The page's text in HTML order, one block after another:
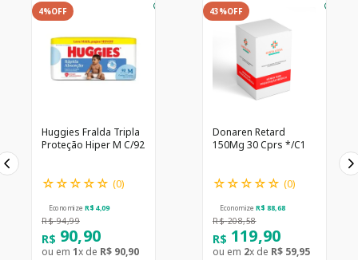
4%OFF
Huggies Fralda Tripla
Proteção Hiper M C/92
☆☆☆☆☆ (0)
Economize R$ 4,09
R$ 94,99
R$ 90,90
ou em 1x de R$ 90,90
43%OFF
Donaren Retard
150Mg 30 Cprs */C1
☆☆☆☆☆ (0)
Economize R$ 88,68
R$ 208,58
R$ 119,90
ou em 2x de R$ 59,95